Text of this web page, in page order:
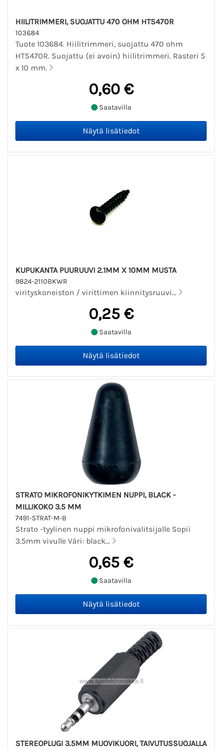
HIILITRIMMERI, SUOJATTU 470 OHM HTS470R
103684
Tuote 103684. Hiilitrimmeri, suojattu 470 ohm
HTS470R. Suojattu (ei avoin) hiilitrimmeri. Rasteri 5
x 10 mm.
0,60 €
Saatavilla
KUPUKANTA PUURUUVI 2.1MM X 10MM MUSTA
9824-2110BKWR
virityskoneiston / virittimen kiinnitysruuvi...
0,25 €
Saatavilla
STRATO MIKROFONIKYTKIMEN NUPPI, BLACK -
MILLIKOKO 3.5 MM
7491-STRAT-M-B
Strato -tyylinen nuppi mikrofonivalitsijalle Sopii
3.5mm vivulle Väri: black...
0,65 €
Saatavilla
STEREOPLUGI 3.5MM MUOVIKUORI, TAIVUTUSSUOJALLA